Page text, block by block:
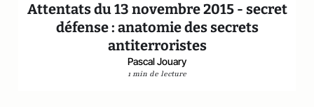
Attentats du 13 novembre 2015 - secret
défense : anatomie des secrets
antiterroristes
Pascal Jouary
1 min de lecture